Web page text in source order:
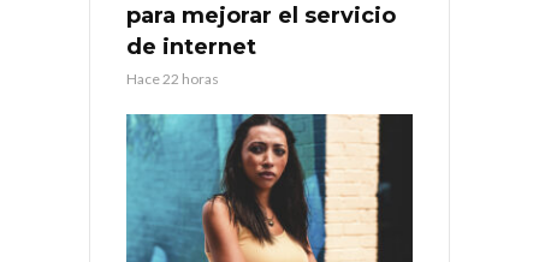
para mejorar el servicio
de internet
Hace 22 horas